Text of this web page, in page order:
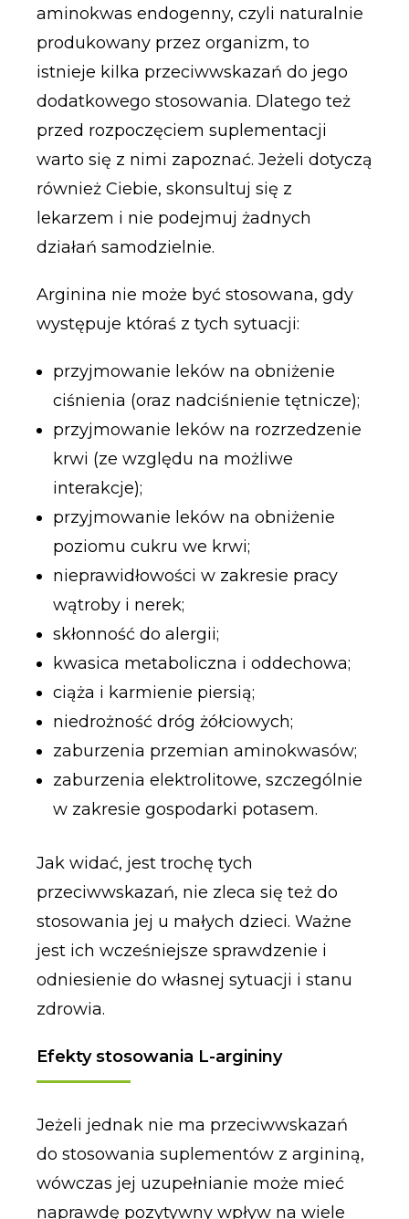
aminokwas endogenny, czyli naturalnie
produkowany przez organizm, to
istnieje kilka przeciwwskazań do jego
dodatkowego stosowania. Dlatego też
przed rozpoczęciem suplementacji
warto się z nimi zapoznać. Jeżeli dotyczą
również Ciebie, skonsultuj się z
lekarzem i nie podejmuj żadnych
działań samodzielnie.
Arginina nie może być stosowana, gdy
występuje któraś z tych sytuacji:
przyjmowanie leków na obniżenie
ciśnienia (oraz nadciśnienie tętnicze);
przyjmowanie leków na rozrzedzenie
krwi (ze względu na możliwe
interakcje);
przyjmowanie leków na obniżenie
poziomu cukru we krwi;
nieprawidłowości w zakresie pracy
wątroby i nerek;
skłonność do alergii;
kwasica metaboliczna i oddechowa;
ciąża i karmienie piersią;
niedrożność dróg żółciowych;
zaburzenia przemian aminokwasów;
zaburzenia elektrolitowe, szczególnie
w zakresie gospodarki potasem.
Jak widać, jest trochę tych
przeciwwskazań, nie zleca się też do
stosowania jej u małych dzieci. Ważne
jest ich wcześniejsze sprawdzenie i
odniesienie do własnej sytuacji i stanu
zdrowia.
Efekty stosowania L-argininy
Jeżeli jednak nie ma przeciwwskazań
do stosowania suplementów z argininą,
wówczas jej uzupełnianie może mieć
naprawdę pozytywny wpływ na wiele